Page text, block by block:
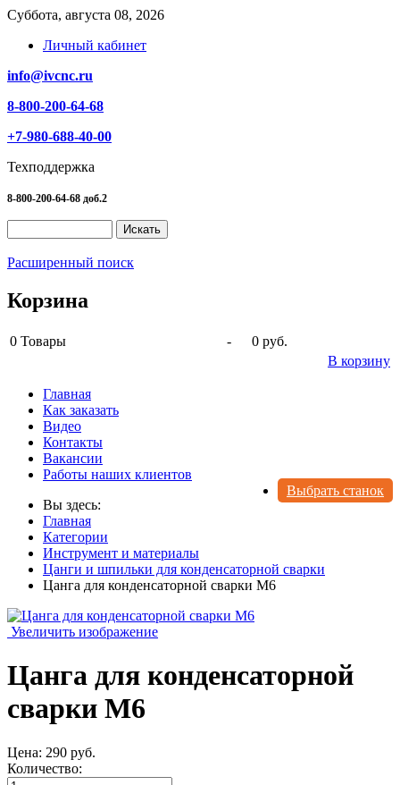
Суббота, августа 08, 2026
Личный кабинет
info@ivcnc.ru
8-800-200-64-68
+7-980-688-40-00
Техподдержка
8-800-200-64-68 доб.2
Расширенный поиск
Корзина
0 Товары -
0 руб.
В корзину
Главная
Как заказать
Видео
Контакты
Вакансии
Работы наших клиентов
Выбрать станок
Вы здесь:
Главная
Категории
Инструмент и материалы
Цанги и шпильки для конденсаторной сварки
Цанга для конденсаторной сварки М6
Увеличить изображение
Цанга для конденсаторной
сварки М6
Цена: 290 руб.
Количество: